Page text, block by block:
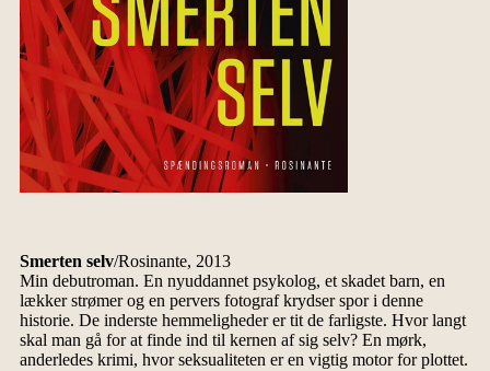
Smerten selv/Rosinante, 2013
Min debutroman. En nyuddannet psykolog, et skadet barn, en
lækker strømer og en pervers fotograf krydser spor i denne
historie. De inderste hemmeligheder er tit de farligste. Hvor langt
skal man gå for at finde ind til kernen af sig selv? En mørk,
anderledes krimi, hvor seksualiteten er en vigtig motor for plottet.